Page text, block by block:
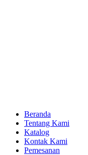
Beranda
Tentang Kami
Katalog
Kontak Kami
Pemesanan